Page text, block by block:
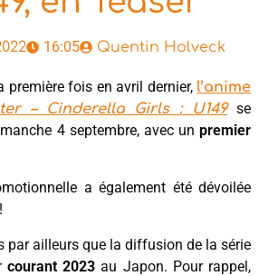
16:05 Quentin Holveck
première fois en avril dernier, l’anime
– Cinderella Girls : U149se
4 septembre, avec un premier
a également été dévoilée
par ailleurs que la diffusion de la série
courant 2023 au Japon. Pour rappel,